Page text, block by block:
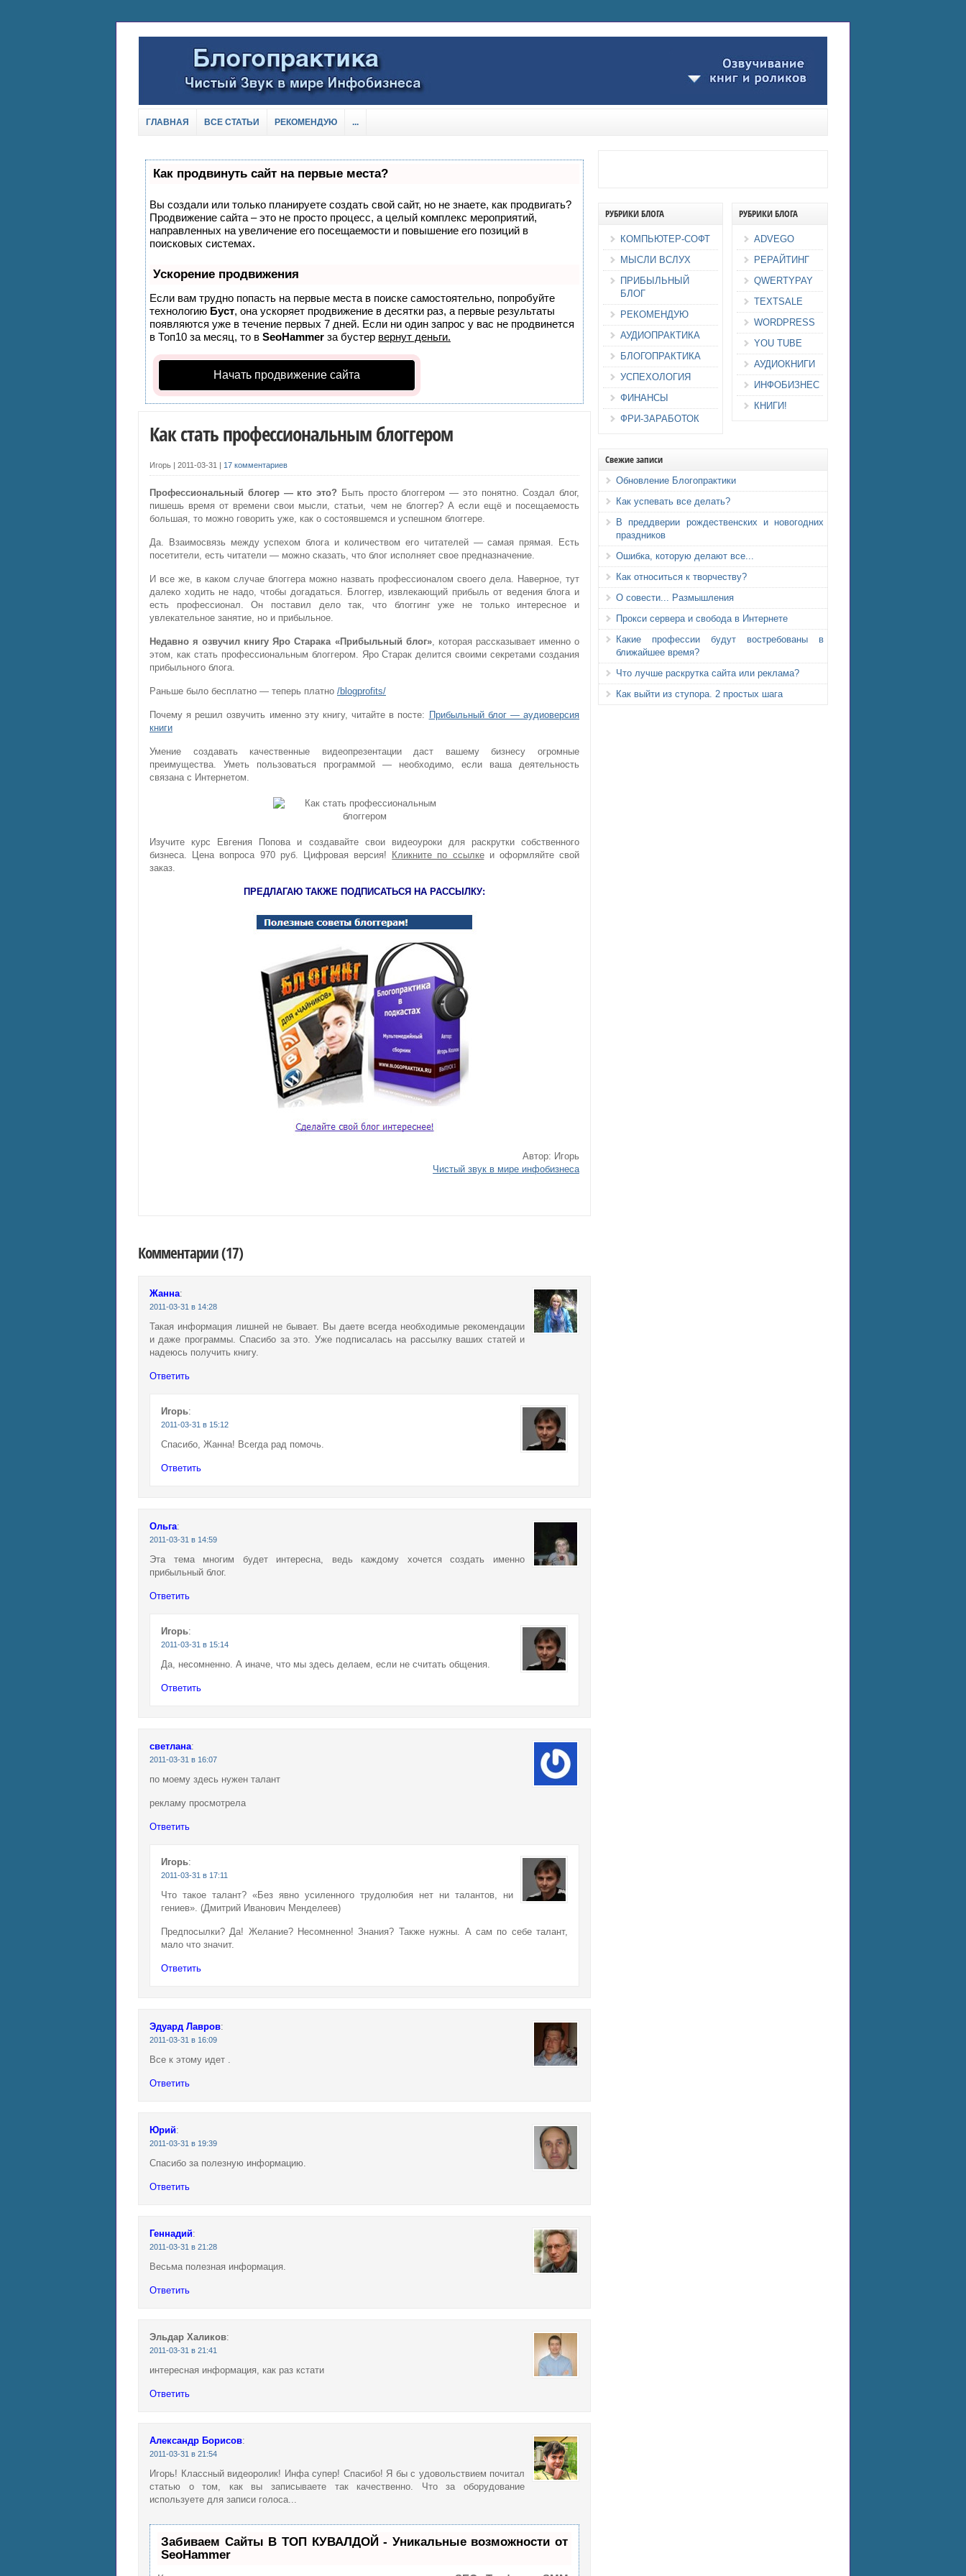
ГЛАВНАЯ ВСЕ СТАТЬИ РЕКОМЕНДУЮ ...
Как продвинуть сайт на первые места?
Вы создали или только планируете создать свой сайт, но не знаете, как продвигать?
Продвижение сайта – это не просто процесс, а целый комплекс мероприятий,
направленных на увеличение его посещаемости и повышение его позиций в
поисковых системах.
Ускорение продвижения
Если вам трудно попасть на первые места в поиске самостоятельно, попробуйте
технологию Буст, она ускоряет продвижение в десятки раз, а первые результаты
появляются уже в течение первых 7 дней. Если ни один запрос у вас не продвинется
в Топ10 за месяц, то в SeoHammer за бустер вернут деньги.
Начать продвижение сайта
Как стать профессиональным блоггером
Игорь | 2011-03-31 17 комментариев
Профессиональный блогер — кто это? Быть просто блоггером — это понятно. Создал блог,
пишешь время от времени свои мысли, статьи, чем не блоггер? А если ещё и посещаемость
большая, то можно говорить уже, как о состоявшемся и успешном блоггере.
Да. Взаимосвязь между успехом блога и количеством его читателей — самая прямая. Есть
посетители, есть читатели — можно сказать, что блог исполняет свое предназначение.
И все же, в каком случае блоггера можно назвать профессионалом своего дела. Наверное, тут
далеко ходить не надо, чтобы догадаться. Блоггер, извлекающий прибыль от ведения блога и
есть профессионал. Он поставил дело так, что блоггинг уже не только интересное и
увлекательное занятие, но и прибыльное.
Недавно я озвучил книгу Яро Старака «Прибыльный блог», которая рассказывает именно о
этом, как стать профессиональным блоггером. Яро Старак делится своими секретами создания
прибыльного блога.
Раньше было бесплатно — теперь платно /blogprofits/
Почему я решил озвучить именно эту книгу, читайте в посте: Прибыльный блог — аудиоверсия
книги
Умение создавать качественные видеопрезентации даст вашему бизнесу огромные
преимущества. Уметь пользоваться программой — необходимо, если ваша деятельность
связана с Интернетом.
Изучите курс Евгения Попова и создавайте свои видеоуроки для раскрутки собственного
бизнеса. Цена вопроса 970 руб. Цифровая версия!
Кликните по ссылкеи оформляйте свой
заказ.
ПРЕДЛАГАЮ ТАКЖЕ ПОДПИСАТЬСЯ НА РАССЫЛКУ:
Автор: Игорь
Чистый звук в мире инфобизнеса
Комментарии (17)
Жанна:
2011-03-31 в 14:28
Такая информация лишней не бывает. Вы даете всегда необходимые рекомендации
и даже программы. Спасибо за это. Уже подписалась на рассылку ваших статей и
надеюсь получить книгу.
Ответить
Игорь:
2011-03-31 в 15:12
Спасибо, Жанна! Всегда рад помочь.
Ответить
Ольга:
2011-03-31 в 14:59
Эта тема многим будет интересна, ведь каждому хочется создать именно
прибыльный блог.
Ответить
Игорь:
2011-03-31 в 15:14
Да, несомненно. А иначе, что мы здесь делаем, если не считать общения.
Ответить
светлана:
2011-03-31 в 16:07
по моему здесь нужен талант
рекламу просмотрела
Ответить
Игорь:
2011-03-31 в 17:11
Что такое талант? «Без явно усиленного трудолюбия нет ни талантов, ни
гениев». (Дмитрий Иванович Менделеев)
Предпосылки? Да! Желание? Несомненно! Знания? Также нужны. А сам по себе талант,
мало что значит.
Ответить
Эдуард Лавров:
2011-03-31 в 16:09
Все к этому идет .
Ответить
Юрий:
2011-03-31 в 19:39
Спасибо за полезную информацию.
Ответить
Геннадий:
2011-03-31 в 21:28
Весьма полезная информация.
Ответить
Эльдар Халиков:
2011-03-31 в 21:41
интересная информация, как раз кстати
Ответить
Александр Борисов:
2011-03-31 в 21:54
Игорь! Классный видеоролик! Инфа супер! Спасибо! Я бы с удовольствием почитал
статью о том, как вы записываете так качественно. Что за оборудование
используете для записи голоса...
Забиваем Сайты В ТОП КУВАЛДОЙ - Уникальные возможности от
SeoHammer
РУБРИКИ БЛОГА
КОМПЬЮТЕР-СОФТ
МЫСЛИ ВСЛУХ
ПРИБЫЛЬНЫЙ
БЛОГ
РЕКОМЕНДУЮ
АУДИОПРАКТИКА
БЛОГОПРАКТИКА
УСПЕХОЛОГИЯ
ФИНАНСЫ
ФРИ-ЗАРАБОТОК
РУБРИКИ БЛОГА
ADVEGO
РЕРАЙТИНГ
QWERTYPAY
TEXTSALE
WORDPRESS
YOU TUBE
АУДИОКНИГИ
ИНФОБИЗНЕС
КНИГИ!
Свежие записи
Обновление Блогопрактики
Как успевать все делать?
В преддверии рождественских и новогодних
праздников
Ошибка, которую делают все...
Как относиться к творчеству?
О совести... Размышления
Прокси сервера и свобода в Интернете
Какие профессии будут востребованы в
ближайшее время?
Что лучше раскрутка сайта или реклама?
Как выйти из ступора. 2 простых шага